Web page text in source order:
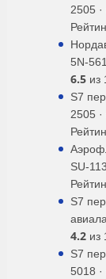
2505
5N-
6.5 из
S7
2505
SU-
S7
4.2 из
S7
5018